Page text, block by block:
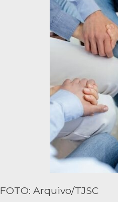
FOTO: Arquivo/TJSC